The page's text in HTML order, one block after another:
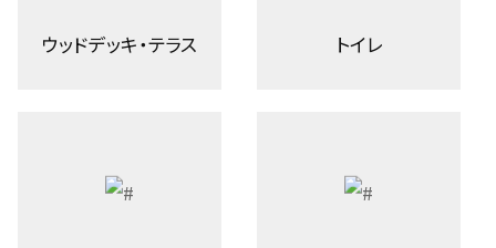
ウッドデッキ・テラス トイレ